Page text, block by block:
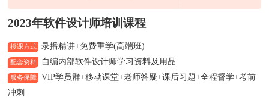
2023年软件设计师培训课程
授课方式 录播精讲+免费重学(高端班)
配套资料 自编内部软件设计师学习资料及用品
服务保障
VIP学员群+移动课堂+老师答疑+课后习题+全程督学+考前
冲刺